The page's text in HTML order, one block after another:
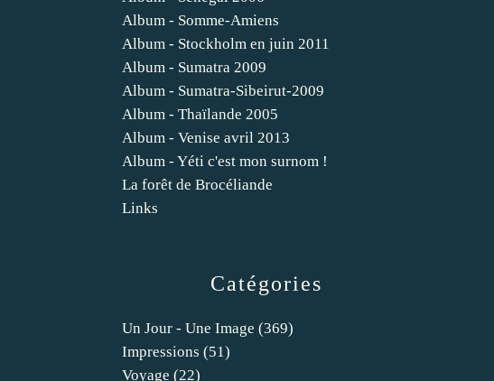
Catégories
Un Jour - Une Image (369)
Impressions (51)
Voyage (22)
Album - Somme-Amiens
Album - Stockholm en juin 2011
Album - Sumatra 2009
Album - Sumatra-Sibeirut-2009
Album - Thaïlande 2005
Album - Venise avril 2013
Album - Yéti c'est mon surnom !
La forêt de Brocéliande
Links